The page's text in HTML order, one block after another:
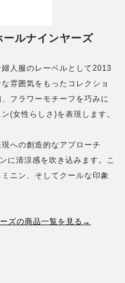
ルナインヤーズ
人服のレーベルとして2013
雰囲気をもったコレクショ
フラワーモチーフを巧みに
(女性らしさ)を表現します。
への創造的なアプローチ
に清涼感を吹き込みます。こ
ニン、そしてクールな印象
ズの商品一覧を見る→